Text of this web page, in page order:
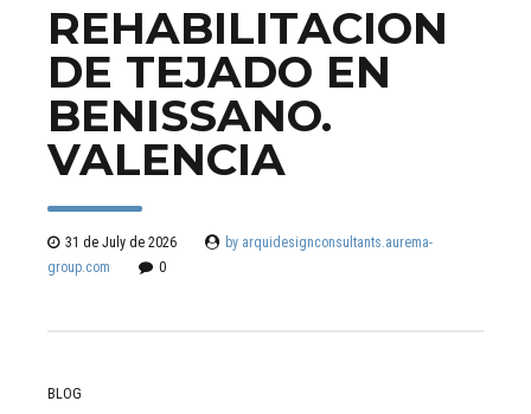
REHABILITACION
DE TEJADO EN
BENISSANO.
VALENCIA
31 de July de 2026
by arquidesignconsultants.aurema-
group.com
0
BLOG